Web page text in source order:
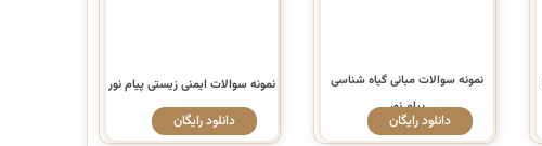
نمونه سوالات مبانی گیاه شناسی
پیام نور
دانلود رایگان
نمونه سوالات ایمنی زیستی پیام نور
دانلود رایگان